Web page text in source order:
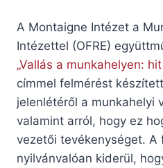
A Montaigne Intézet a
Intézettel (OFRE)
„Vallás a munkahelyen:
címmel felmérést
jelenlétéről a munkahelyi
valamint arról, hogy ez
vezetői tevékenységet. A
nyilvánvalóan kiderül,